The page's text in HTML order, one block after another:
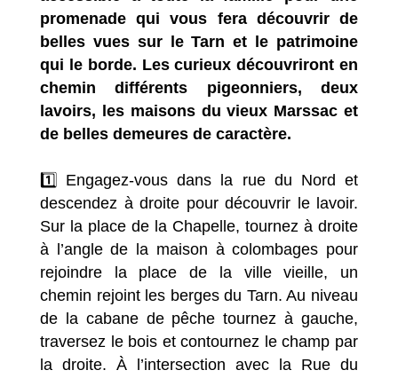
promenade qui vous fera découvrir de
belles vues sur le Tarn et le patrimoine
qui le borde. Les curieux découvriront en
chemin différents pigeonniers, deux
lavoirs, les maisons du vieux Marssac et
de belles demeures de caractère.
1️⃣ Engagez-vous dans la rue du Nord et
descendez à droite pour découvrir le lavoir.
Sur la place de la Chapelle, tournez à droite
à l’angle de la maison à colombages pour
rejoindre la place de la ville vieille, un
chemin rejoint les berges du Tarn. Au niveau
de la cabane de pêche tournez à gauche,
traversez le bois et contournez le champ par
la droite. À l’intersection avec la Rue du